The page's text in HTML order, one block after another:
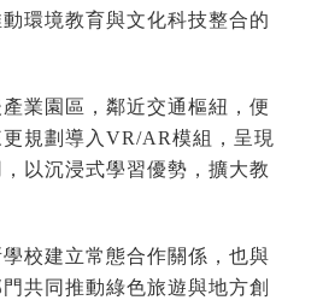
環境教育與文化科技整合的
業園區，鄰近交通樞紐，便
規劃導入VR/AR模組，呈現
以沉浸式學習優勢，擴大教
校建立常態合作關係，也與
共同推動綠色旅遊與地方創